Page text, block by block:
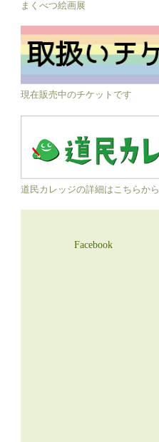
まくべつ絵画展
現在販売中のチケットです
道民カレッジの詳細はこちらから
Facebook